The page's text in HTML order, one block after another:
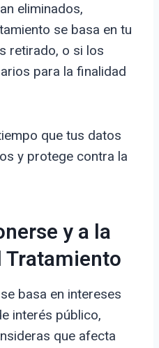
eliminados,
se basa en tu
retirado, o si los
para la finalidad
que tus datos
y protege contra la
y a la
basa en intereses
interés público,
que afecta